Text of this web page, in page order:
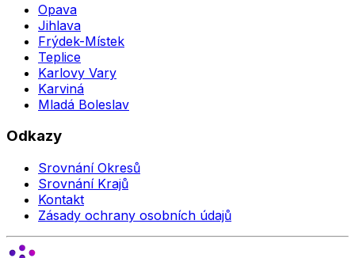
Opava
Jihlava
Frýdek-Místek
Teplice
Karlovy Vary
Karviná
Mladá Boleslav
Odkazy
Srovnání Okresů
Srovnání Krajů
Kontakt
Zásady ochrany osobních údajů